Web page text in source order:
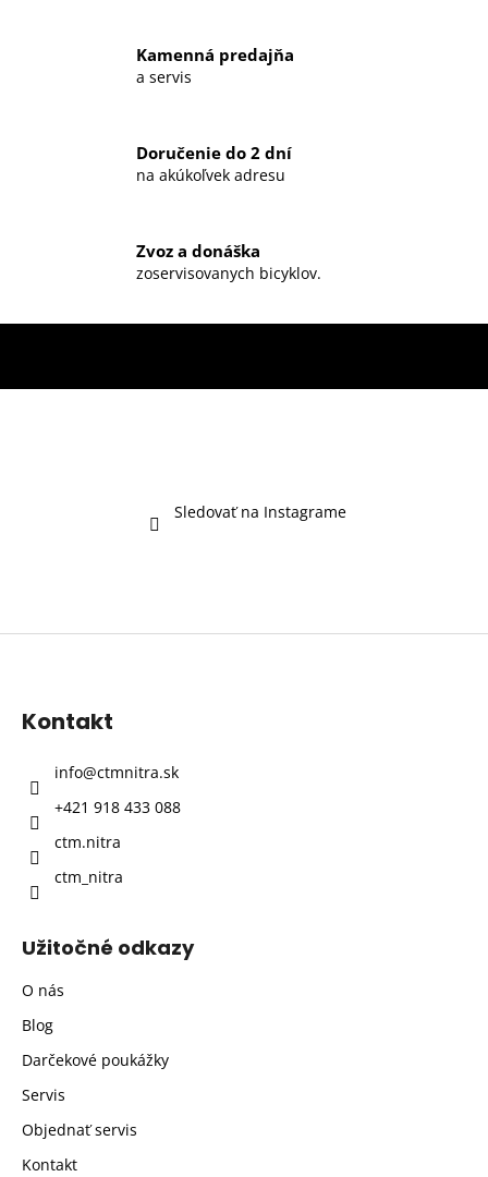
Kamenná predajňa
a servis
Doručenie do 2 dní
na akúkoľvek adresu
Zvoz a donáška
zoservisovanych bicyklov.
Sledovať na Instagrame
Kontakt
info@ctmnitra.sk
+421 918 433 088
ctm.nitra
ctm_nitra
Užitočné odkazy
O nás
Blog
Darčekové poukážky
Servis
Objednať servis
Kontakt